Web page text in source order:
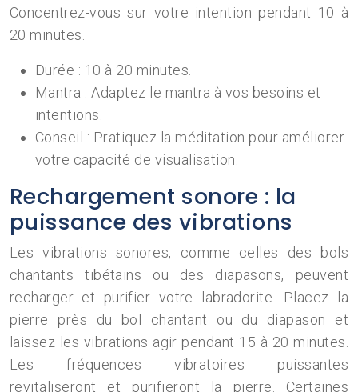
Concentrez-vous sur votre intention pendant 10 à
20 minutes.
Durée : 10 à 20 minutes.
Mantra : Adaptez le mantra à vos besoins et
intentions.
Conseil : Pratiquez la méditation pour améliorer
votre capacité de visualisation.
Rechargement sonore : la
puissance des vibrations
Les vibrations sonores, comme celles des bols
chantants tibétains ou des diapasons, peuvent
recharger et purifier votre labradorite. Placez la
pierre près du bol chantant ou du diapason et
laissez les vibrations agir pendant 15 à 20 minutes.
Les fréquences vibratoires puissantes
revitaliseront et purifieront la pierre. Certaines